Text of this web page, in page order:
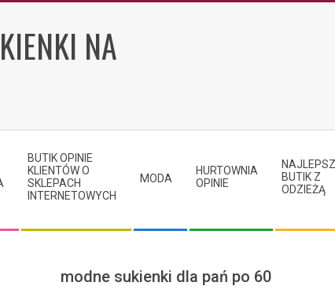
NA
BUTIK OPINIE
KLIENTÓW O
SKLEPACH
INTERNETOWYCH
MODA
HURTOWNIA
OPINIE
BUTIK Z
ODZIEŻĄ
modne sukienki dla pań po 60